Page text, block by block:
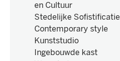
en Cultuur
Stedelijke Sofistificatie
Contemporary style
Kunststudio
Ingebouwde kast